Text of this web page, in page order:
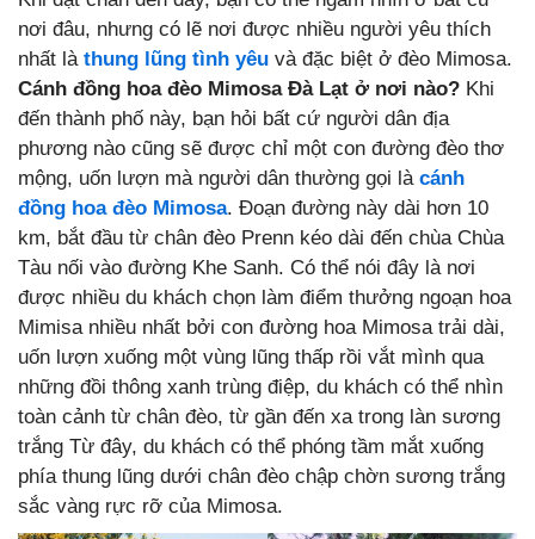
nơi đâu, nhưng có lẽ nơi được nhiều người yêu thích
nhất là thung lũng tình yêu và đặc biệt ở đèo Mimosa.
Cánh đồng hoa đèo Mimosa Đà Lạt ở nơi nào? Khi
đến thành phố này, bạn hỏi bất cứ người dân địa
phương nào cũng sẽ được chỉ một con đường đèo thơ
mộng, uốn lượn mà người dân thường gọi là cánh
đồng hoa đèo Mimosa. Đoạn đường này dài hơn 10
km, bắt đầu từ chân đèo Prenn kéo dài đến chùa Chùa
Tàu nối vào đường Khe Sanh. Có thể nói đây là nơi
được nhiều du khách chọn làm điểm thưởng ngoạn hoa
Mimisa nhiều nhất bởi con đường hoa Mimosa trải dài,
uốn lượn xuống một vùng lũng thấp rồi vắt mình qua
những đồi thông xanh trùng điệp, du khách có thể nhìn
toàn cảnh từ chân đèo, từ gần đến xa trong làn sương
trắng Từ đây, du khách có thể phóng tầm mắt xuống
phía thung lũng dưới chân đèo chập chờn sương trắng
sắc vàng rực rỡ của Mimosa.